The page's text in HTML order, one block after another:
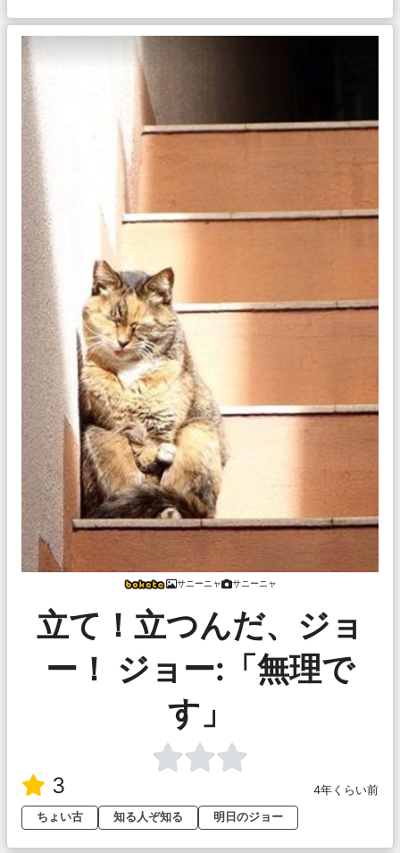
サニーニャ サニーニャ
立て！立つんだ、ジョ
ー！ ジョー:「無理で
す」
3
4年くらい前
ちょい古
知る人ぞ知る 明日のジョー